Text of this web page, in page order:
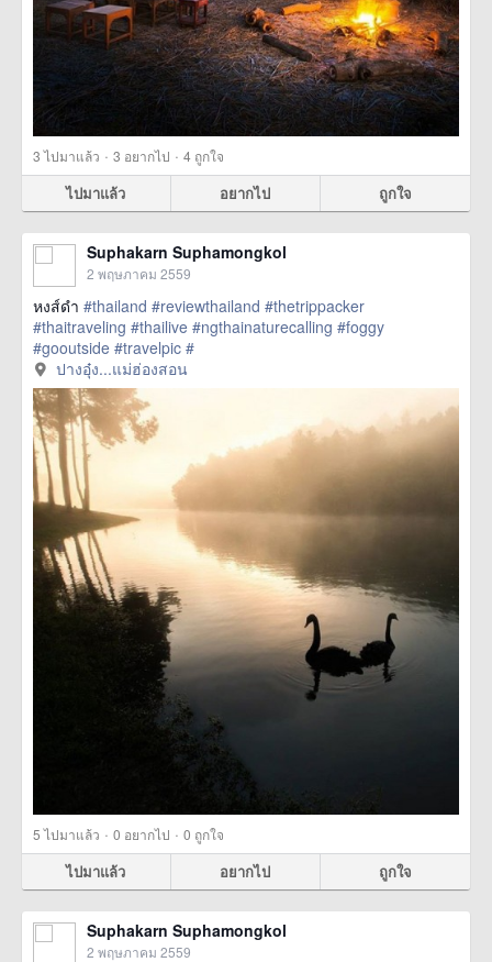
3ไปมาแล้ว · 3 อยากไป · 4 ถูกใจ
ไปมาแล้ว อยากไป ถูกใจ
Suphakarn Suphamongkol
2 พฤษภาคม 2559
หงส์ดำ #thailand #reviewthailand #thetrippacker
#thaitraveling #thailive #ngthainaturecalling #foggy
#gooutside #travelpic #
href=https://m.thetrippacker.com/th/image/ปางอุ๋ง
แม่ฮ่องสอน/193932> more
ปางอุ๋ง...แม่ฮ่องสอน
5ไปมาแล้ว · 0 อยากไป · 0 ถูกใจ
ไปมาแล้ว อยากไป ถูกใจ
Suphakarn Suphamongkol
2 พฤษภาคม 2559